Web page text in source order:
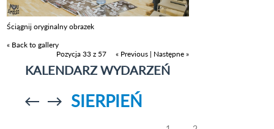
Ściągnij oryginalny obrazek
« Back to gallery
Pozycja 33 z 57
« Previous | Następne »
KALENDARZ WYDARZEŃ
Przejdź doPrzejdź do
SIERPIEŃ